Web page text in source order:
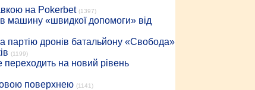
на Pokerbet (1397)
машину «швидкої допомоги» від
партію дронів батальйону «Свобода»
(1199)
на новий рівень
поверхнею (1141)